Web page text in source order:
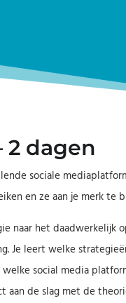
2 dagen
sociale
en ze aan je merk te
naar het daadwerkelijk
Je leert welke
social media
aan de slag met de